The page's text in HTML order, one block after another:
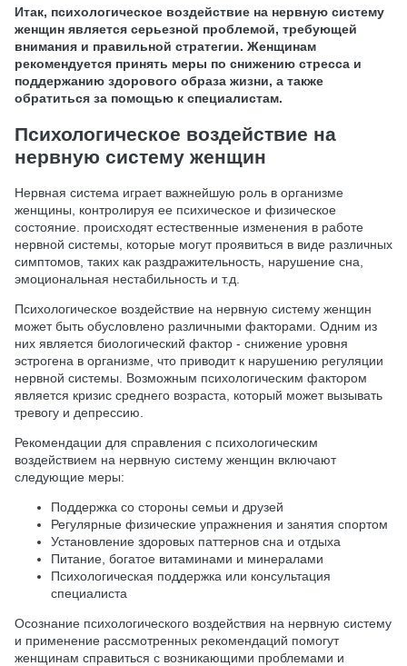
Итак, психологическое воздействие на нервную систему
женщин является серьезной проблемой, требующей
внимания и правильной стратегии. Женщинам
рекомендуется принять меры по снижению стресса и
поддержанию здорового образа жизни, а также
обратиться за помощью к специалистам.
Психологическое воздействие на
нервную систему женщин
Нервная система играет важнейшую роль в организме
женщины, контролируя ее психическое и физическое
состояние. происходят естественные изменения в работе
нервной системы, которые могут проявиться в виде различных
симптомов, таких как раздражительность, нарушение сна,
эмоциональная нестабильность и т.д.
Психологическое воздействие на нервную систему женщин
может быть обусловлено различными факторами. Одним из
них является биологический фактор - снижение уровня
эстрогена в организме, что приводит к нарушению регуляции
нервной системы. Возможным психологическим фактором
является кризис среднего возраста, который может вызывать
тревогу и депрессию.
Рекомендации для справления с психологическим
воздействием на нервную систему женщин включают
следующие меры:
Поддержка со стороны семьи и друзей
Регулярные физические упражнения и занятия спортом
Установление здоровых паттернов сна и отдыха
Питание, богатое витаминами и минералами
Психологическая поддержка или консультация
специалиста
Осознание психологического воздействия на нервную систему
и применение рассмотренных рекомендаций помогут
женщинам справиться с возникающими проблемами и